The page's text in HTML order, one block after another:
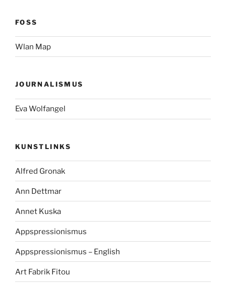
FOSS
Wlan Map
JOURNALISMUS
Eva Wolfangel
KUNSTLINKS
Alfred Gronak
Ann Dettmar
Annet Kuska
Appspressionismus
Appspressionismus – English
Art Fabrik Fitou